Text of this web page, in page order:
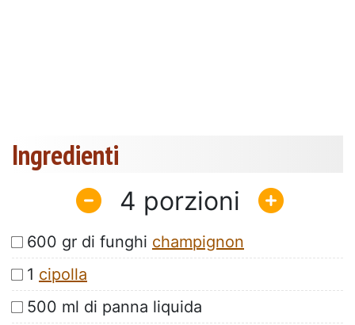
Ingredienti
4
600 gr di funghi champignon
1 cipolla
500 ml di panna liquida